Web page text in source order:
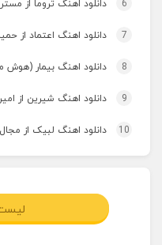
6 دانلود اهنگ تروما از مستر
7 دانلود اهنگ اعتماد از
8 دانلود اهنگ بیمار (هوش
9 دانلود اهنگ شیرین از
10 دانلود اهنگ لبیک از مجال